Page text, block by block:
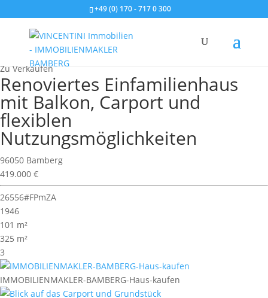
+49 (0) 170 - 717 0 300
Wohnimmobilie > Einfamilienhaus
Zu Verkaufen
Renoviertes Einfamilienhaus
mit Balkon, Carport und
flexiblen
Nutzungsmöglichkeiten
96050 Bamberg
419.000 €
26556#FPmZA
1946
101 m²
325 m²
3
IMMOBILIENMAKLER-BAMBERG-Haus-kaufen